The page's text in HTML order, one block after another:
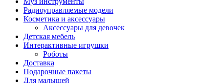
Радиоуправляемые модели
Косметика и аксессуары
Аксессуары для девочек
Детская мебель
Интерактивные игрушки
Роботы
Доставка
Подарочные пакеты
Для малышей